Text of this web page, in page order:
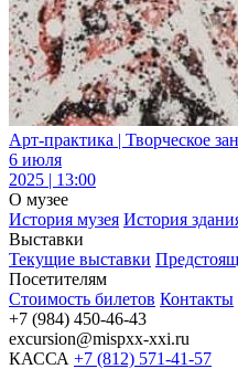
Арт-практика | Творческое
6 июля
2025 | 13:00
О музее
История музея История
Выставки
Текущие выставки
Посетителям
Стоимость билетов Контакты
+7 (984) 450-46-43
excursion@mispxx-xxi.ru
КАССА +7 (812) 571-41-57